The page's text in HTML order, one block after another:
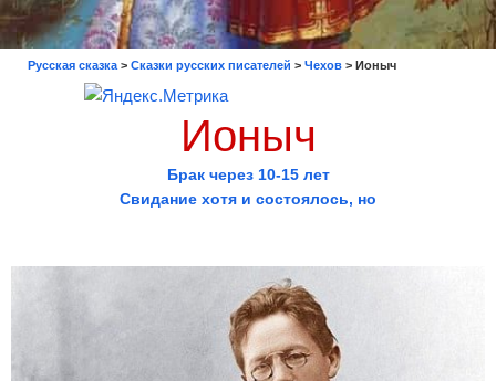
Русская сказка > Сказки русских писателей > Чехов > Ионыч
Ионыч
Брак через 10-15 лет
Свидание хотя и состоялось, но